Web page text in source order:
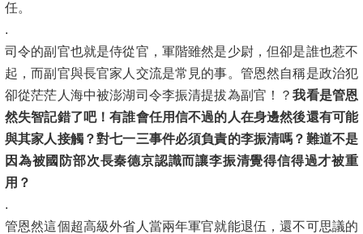
任。
.
司令的副官也就是侍從官，軍階雖然是少尉，但卻是誰也惹不
起，而副官與長官家人交流是常見的事。管恩然自稱是政治犯
卻從茫茫人海中被澎湖司令李振清提拔為副官！？我看是管恩
然失智記錯了吧！有誰會任用信不過的人在身邊然後還有可能
與其家人接觸？對七一三事件必須負責的李振清嗎？難道不是
因為被國防部次長秦德京認識而讓李振清覺得信得過才被重
用？
.
管恩然這個超高級外省人當兩年軍官就能退伍，還不可思議的